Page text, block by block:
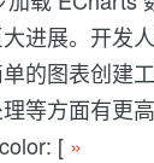
进展。开发
的图表创建
等方面有更高
[ »